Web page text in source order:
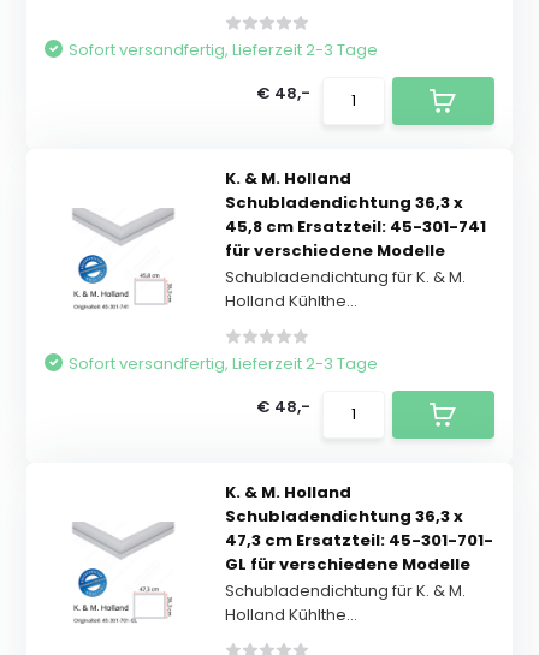
Sofort versandfertig, Lieferzeit 2-3 Tage
€ 48,-
K. & M. Holland
Schubladendichtung 36,3 x
45,8 cm Ersatzteil: 45-301-741
für verschiedene Modelle
Schubladendichtung für K. & M.
Holland Kühlthe...
Sofort versandfertig, Lieferzeit 2-3 Tage
€ 48,-
K. & M. Holland
Schubladendichtung 36,3 x
47,3 cm Ersatzteil: 45-301-701-
GL für verschiedene Modelle
Schubladendichtung für K. & M.
Holland Kühlthe...